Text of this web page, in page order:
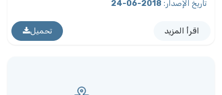
تاريخ الإصدار :
2018-06-24
اقرأ المزيد تحميل